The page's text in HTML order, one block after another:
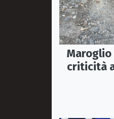
Maroglio
criticità